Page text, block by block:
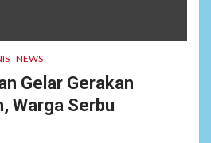
NEWS
Gelar Gerakan
Warga Serbu